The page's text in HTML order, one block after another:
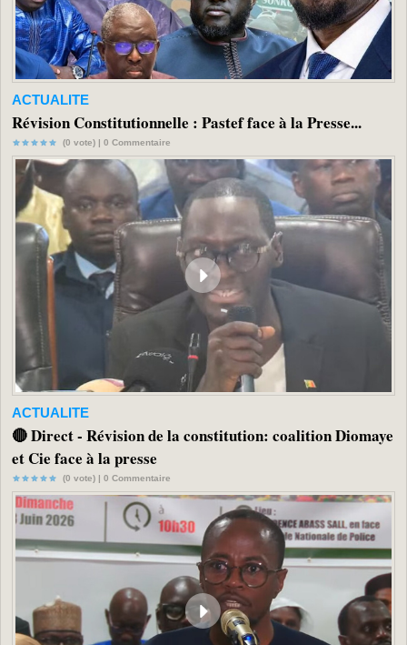
ACTUALITE
Révision Constitutionnelle : Pastef face à la Presse...
(0 vote) | 0 Commentaire
ACTUALITE
🔴 Direct - Révision de la constitution: coalition Diomaye
et Cie face à la presse
(0 vote) | 0 Commentaire